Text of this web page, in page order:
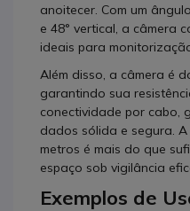
anoitecer. Com um
e 48° vertical, a câmera
ideais para
Além disso, a câmera é
garantindo sua
conectividade por cabo,
dados sólida e segura.
metros é mais do que
espaço sob vigilância
Exemplos de